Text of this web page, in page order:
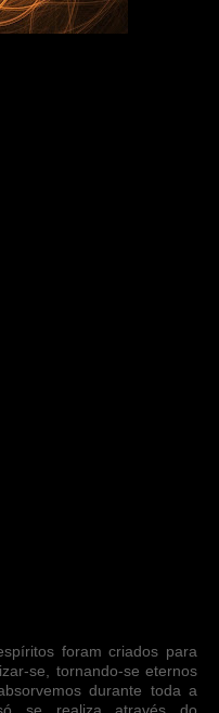
foram criados para
se, tornando-se eternos
durante toda a
se realiza através do